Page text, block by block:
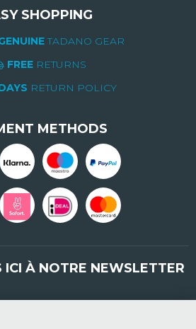
SHOPPING
TADANO GEAR
FREERETURNS
RETURN POLICY
METHODS
À NOTRE NEWSLETTER